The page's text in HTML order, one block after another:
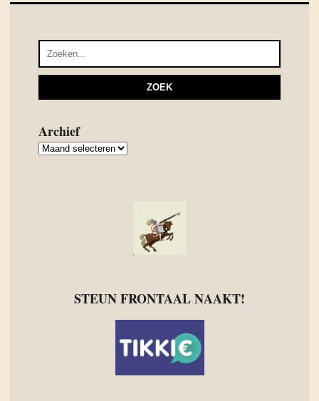
Archief
Archief
STEUN FRONTAAL NAAKT!